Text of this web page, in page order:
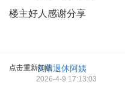
楼主好人感谢分享
点击重新加载长阳退休阿姨
2026-4-9 17:13:03